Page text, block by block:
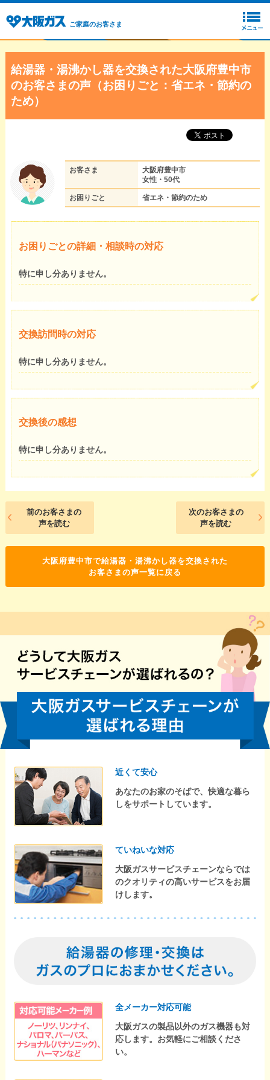
ご家庭のお客さま
給湯器・湯沸かし器を交換された大阪府豊中市
のお客さまの声（お困りごと：省エネ・節約の
ため）
お客さま
大阪府豊中市
女性・50代
お困りごと 省エネ・節約のため
お困りごとの詳細・相談時の対応
特に申し分ありません。
交換訪問時の対応
特に申し分ありません。
交換後の感想
特に申し分ありません。
前のお客さまの
声を読む
次のお客さまの
声を読む
大阪府豊中市で給湯器・湯沸かし器を交換された
お客さまの声一覧に戻る
近くて安心
あなたのお家のそばで、快適な暮ら
しをサポートしています。
ていねいな対応
大阪ガスサービスチェーンならでは
のクオリティの高いサービスをお届
けします。
全メーカー対応可能
大阪ガスの製品以外のガス機器も対
応します。お気軽にご相談くださ
い。